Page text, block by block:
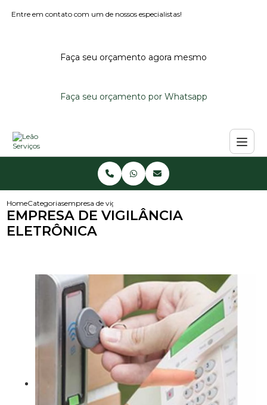
Entre em contato com um de nossos especialistas!
Faça seu orçamento agora mesmo
Faça seu orçamento por Whatsapp
HomeCategoriasempresa de vigilancia eletronica
EMPRESA DE VIGILÂNCIA
ELETRÔNICA